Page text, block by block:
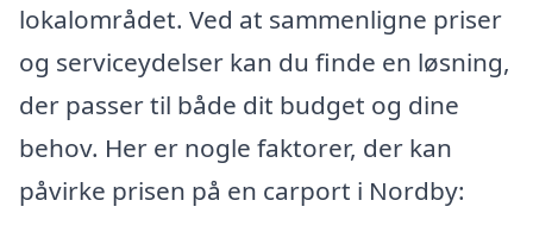
lokalområdet. Ved at sammenligne priser
og serviceydelser kan du finde en løsning,
der passer til både dit budget og dine
behov. Her er nogle faktorer, der kan
påvirke prisen på en carport i Nordby: